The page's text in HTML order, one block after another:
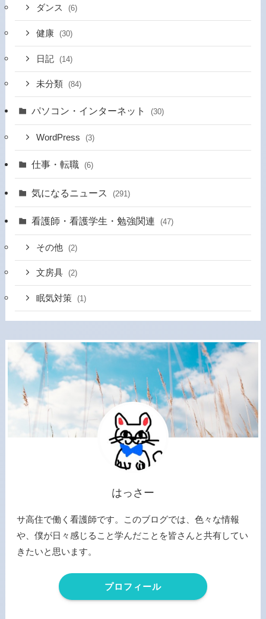
ダンス (6)
健康 (30)
日記 (14)
未分類 (84)
パソコン・インターネット (30)
WordPress (3)
仕事・転職 (6)
気になるニュース (291)
看護師・看護学生・勉強関連 (47)
その他 (2)
文房具 (2)
眠気対策 (1)
はっさー
サ高住で働く看護師です。このブログでは、色々な情報
や、僕が日々感じること学んだことを皆さんと共有してい
きたいと思います。
プロフィール